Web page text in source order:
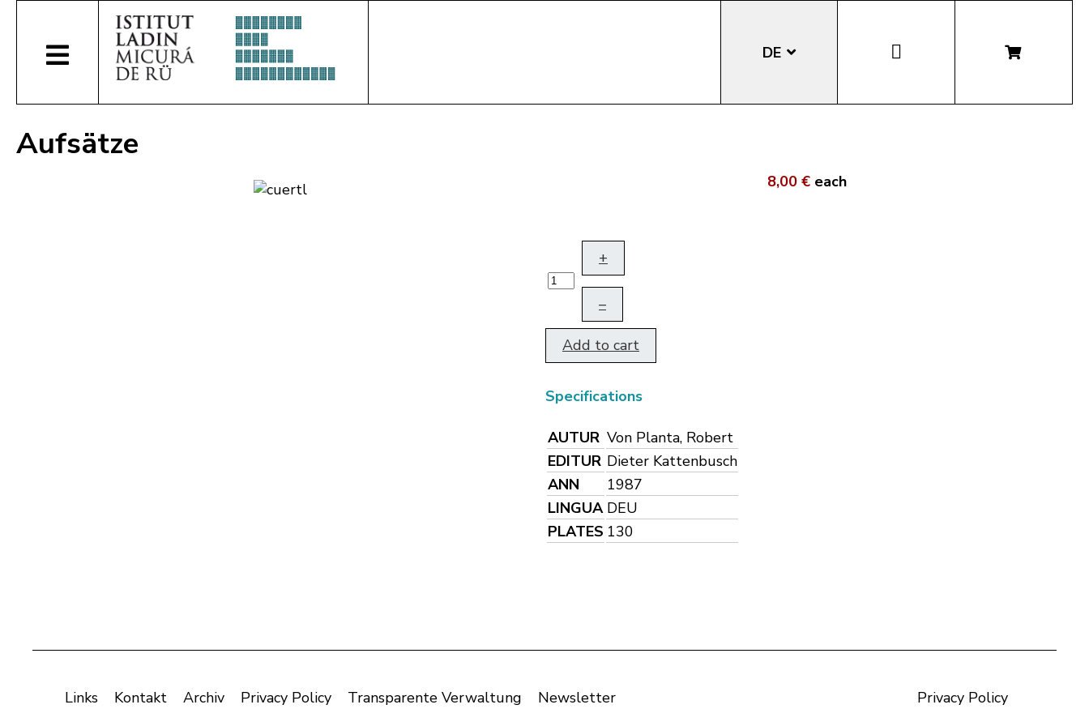
DE
LA
Aufsätze
8,00 € each
+
–
Add to cart
Specifications
AUTUR Von Planta, Robert
EDITUR Dieter Kattenbusch
ANN
1987
LINGUA DEU
PLATES 130
Links Kontakt Archiv Privacy Policy Transparente Verwaltung Newsletter Privacy Policy